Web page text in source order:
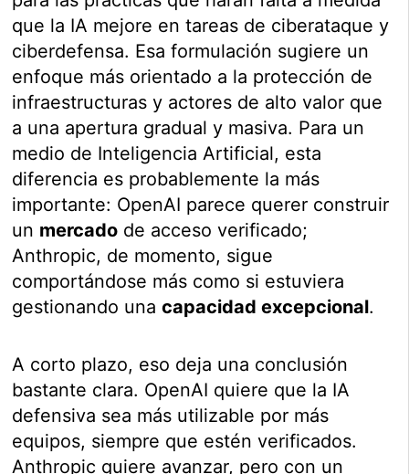
que la IA mejore en tareas de ciberataque y
ciberdefensa. Esa formulación sugiere un
enfoque más orientado a la protección de
infraestructuras y actores de alto valor que
a una apertura gradual y masiva. Para un
medio de Inteligencia Artificial, esta
diferencia es probablemente la más
importante: OpenAI parece querer construir
un mercado de acceso verificado;
Anthropic, de momento, sigue
comportándose más como si estuviera
gestionando unacapacidad excepcional.
A corto plazo, eso deja una conclusión
bastante clara. OpenAI quiere que la IA
defensiva sea más utilizable por más
equipos, siempre que estén verificados.
Anthropic quiere avanzar, pero con un